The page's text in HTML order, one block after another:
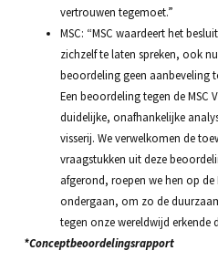
vertrouwen tegemoet.”
MSC: “MSC waardeert het
zichzelf te laten spreken, ook
beoordeling geen aanbeveling
Een beoordeling tegen de MSC
duidelijke, onafhankelijke
visserij. We verwelkomen de
vraagstukken uit deze
afgerond, roepen we hen op
ondergaan, om zo de
tegen onze wereldwijd erkende
*Conceptbeoordelingsrapport